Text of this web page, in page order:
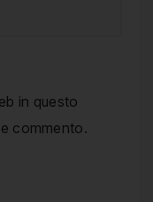
in questo
commento.